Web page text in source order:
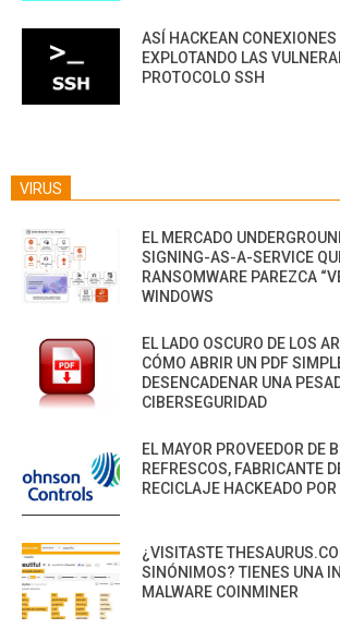
ASÍ HACKEAN CONEXIONES
EXPLOTANDO LAS
PROTOCOLO SSH
VIRUS
EL MERCADO
SIGNING-AS-A-SERVICE
RANSOMWARE PAREZCA
WINDOWS
EL LADO OSCURO DE LOS
CÓMO ABRIR UN PDF
DESENCADENAR UNA
CIBERSEGURIDAD
EL MAYOR PROVEEDOR DE
REFRESCOS, FABRICANTE
RECICLAJE HACKEADO
¿VISITASTE
SINÓNIMOS? TIENES UNA
MALWARE COINMINER